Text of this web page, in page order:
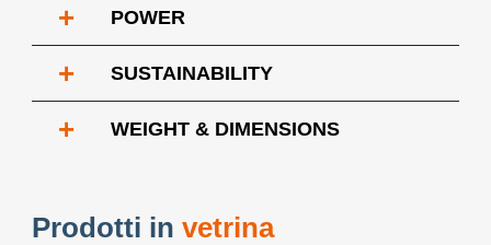
+ POWER
+ SUSTAINABILITY
+ WEIGHT & DIMENSIONS
Prodotti in vetrina